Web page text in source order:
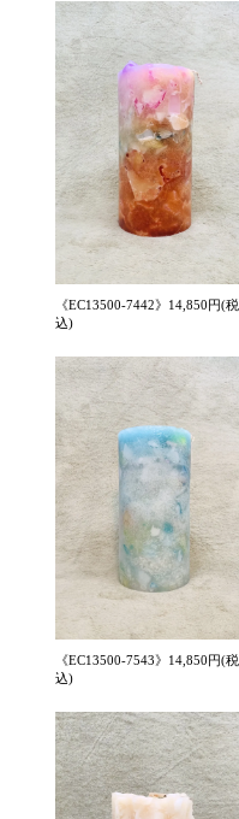
《EC13500-7442》14,850円(税
込)
《EC13500-7543》14,850円(税
込)